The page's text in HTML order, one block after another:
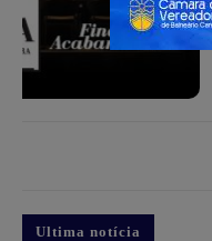
Ultima notícia